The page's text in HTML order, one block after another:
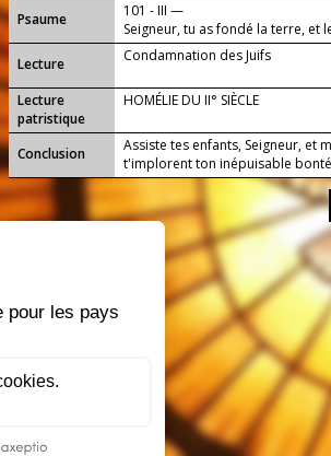
Psaume
101 - III —
Seigneur, tu as fondé la terre, et
tes mains.
Lecture
Condamnation des Juifs
Lecture
patristique
HOMÉLIE DU II° SIÈCLE
Conclusion
Assiste tes enfants, Seigneur, et
t'implorent ton inépuisable